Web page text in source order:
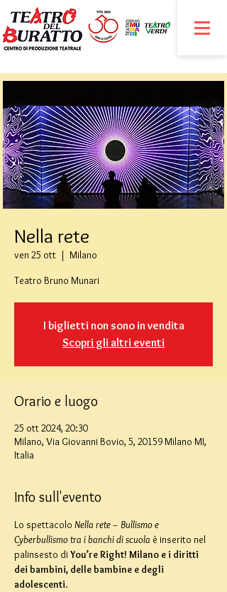
Nella rete
ven 25 ott
  |
Milano
Teatro Bruno Munari
I biglietti non sono in vendita
Scopri gli altri eventi
Orario e luogo
25 ott 2024, 20:30
Milano, Via Giovanni Bovio, 5, 20159 Milano MI,
Italia
Info sull'evento
Lo spettacolo Nella rete – Bullismo e
Cyberbullismo tra i banchi di scuola è inserito nel
palinsesto di You’re Right! Milano e i diritti
dei bambini, delle bambine e degli
adolescenti.